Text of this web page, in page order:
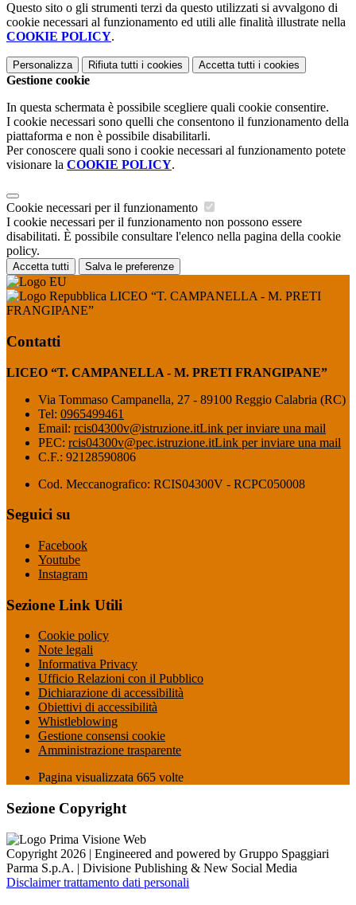
Questo sito o gli strumenti terzi da questo utilizzati si avvalgono di
cookie necessari al funzionamento ed utili alle finalità illustrate nella
COOKIE POLICY.
Personalizza Rifiuta tutti i cookies Accetta tutti i cookies
Gestione cookie
In questa schermata è possibile scegliere quali cookie consentire.
I cookie necessari sono quelli che consentono il funzionamento della
piattaforma e non è possibile disabilitarli.
Per conoscere quali sono i cookie necessari al funzionamento potete
visionare la COOKIE POLICY.
Cookie necessari per il funzionamento
I cookie necessari per il funzionamento non possono essere
disabilitati. È possibile consultare l'elenco nella pagina della cookie
policy.
Accetta tutti Salva le preferenze
LICEO “T. CAMPANELLA - M. PRETI
FRANGIPANE”
Contatti
LICEO “T. CAMPANELLA - M. PRETI FRANGIPANE”
Via Tommaso Campanella, 27 - 89100 Reggio Calabria (RC)
Tel: 0965499461
Email: rcis04300v@istruzione.itLink per inviare una mail
PEC: rcis04300v@pec.istruzione.itLink per inviare una mail
C.F.: 92128590806
Cod. Meccanografico: RCIS04300V - RCPC050008
Seguici su
Facebook
Youtube
Instagram
Sezione Link Utili
Cookie policy
Note legali
Informativa Privacy
Ufficio Relazioni con il Pubblico
Dichiarazione di accessibilità
Obiettivi di accessibilità
Whistleblowing
Gestione consensi cookie
Amministrazione trasparente
Pagina visualizzata 665 volte
Sezione Copyright
Copyright 2026 | Engineered and powered by Gruppo Spaggiari
Parma S.p.A. | Divisione Publishing & New Social Media
Disclaimer trattamento dati personali